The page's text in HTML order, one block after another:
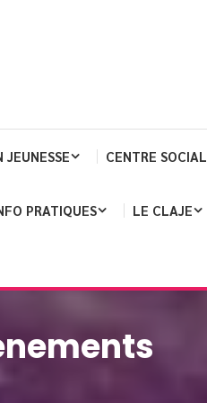
JEUNESSE CENTRE SOCIAL
PRATIQUES LE CLAJE